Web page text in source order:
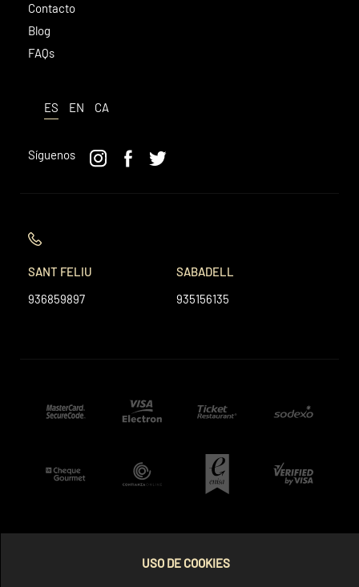
Contacto
Blog
FAQs
ES EN CA
Síguenos
SANT FELIU
936859897
SABADELL
935156135
USO DE COOKIES